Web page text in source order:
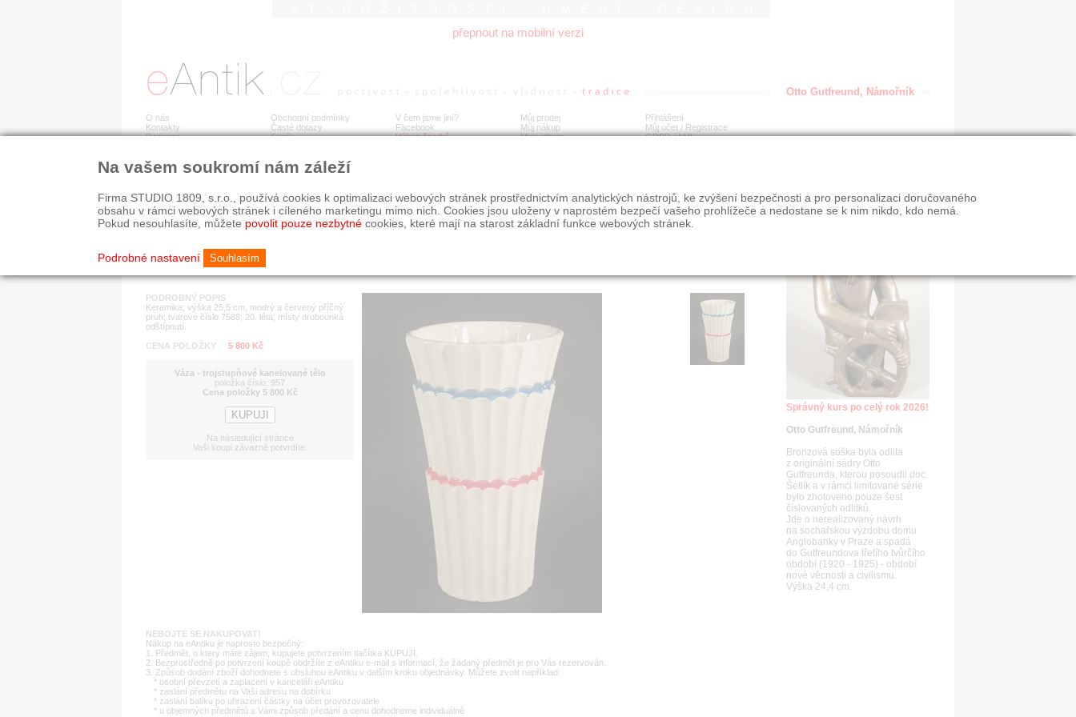
přepnout na mobilní verzi
O nás
Kontakty
Recenze
Obchodní podmínky
Časté dotazy
Ceník
V čem jsme jiní?
Facebook
Výkup šperků
Můj prodej
Můj nákup
Moje album
Přihlášení
Můj účet / Registrace
GDPR/AML
Detail položky č. 957 Váza - trojstupňové kanelované tělo
PODROBNÝ POPIS
Keramika; výška 25,5 cm, modrý a červený příčný
pruh; tvarové číslo 7588; 20. léta; místy drobounká
odštípnutí.
CENA POLOŽKY
5 800 Kč
Váza - trojstupňové kanelované tělo
položka číslo: 957
Cena položky 5 800 Kč
Na následující stránce
Vaši koupi závazně potvrdíte.
NEBOJTE SE NAKUPOVAT!
Nákup na eAntiku je naprosto bezpečný:
1. Předmět, o který máte zájem, kupujete potvrzením tlačítka KUPUJI.
2. Bezprostředně po potvrzení koupě obdržíte z eAntiku e-mail s informací, že žádaný předmět je pro Vás rezervován.
3. Způsob dodání zboží dohodnete s obsluhou eAntiku v dalším kroku objednávky. Můžete zvolit například:
* osobní převzetí a zaplacení v kanceláři eAntiku
* zaslání předmětu na Vaši adresu na dobírku
* zaslání balíku po uhrazení částky na účet provozovatele
* u objemných předmětů s Vámi způsob předání a cenu dohodneme individuálně
Otto Gutfreund, Námořník
Správný kurs po celý rok 2026!
Otto Gutfreund, Námořník
Bronzová soška byla odlita
z originální sádry Otto
Gutfreunda, kterou posoudil doc.
Šetlík a v rámci limitované série
bylo zhotoveno pouze šest
číslovaných odlitků.
Jde o nerealizovaný návrh
na sochařskou výzdobu domu
Anglobanky v Praze a spadá
do Gutfreundova třetího tvůrčího
období (1920 - 1925) - období
nové věcnosti a civilismu.
Výška 24,4 cm.
Na vašem soukromí nám záleží
Firma STUDIO 1809, s.r.o., používá cookies k optimalizaci webových stránek prostřednictvím analytických nástrojů, ke zvýšení bezpečnosti a pro personalizaci doručovaného
obsahu v rámci webových stránek i cíleného marketingu mimo nich. Cookies jsou uloženy v naprostém bezpečí vašeho prohlížeče a nedostane se k nim nikdo, kdo nemá.
Pokud nesouhlasíte, můžete povolit pouze nezbytné cookies, které mají na starost základní funkce webových stránek.
Podrobné nastavení Souhlasím